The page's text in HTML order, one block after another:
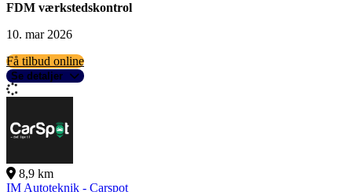
FDM værkstedskontrol
10. mar 2026
Få tilbud online
Se detaljer
8,9 km
IM Autoteknik - Carspot